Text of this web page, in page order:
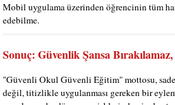
Mobil uygulama üzerinden öğrencinin tüm
edebilme.
Sonuç: Güvenlik Şansa
"Güvenli Okul Güvenli Eğitim" mottosu,
değil, titizlikle uygulanması gereken bir